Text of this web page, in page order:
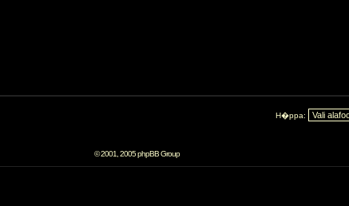
H�ppa:
© 2001, 2005 phpBB Group